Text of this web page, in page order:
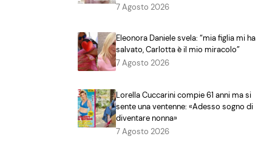
7 Agosto 2026
Eleonora Daniele svela: “mia figlia mi ha
salvato, Carlotta è il mio miracolo”
7 Agosto 2026
Lorella Cuccarini compie 61 anni ma si
sente una ventenne: «Adesso sogno di
diventare nonna»
7 Agosto 2026